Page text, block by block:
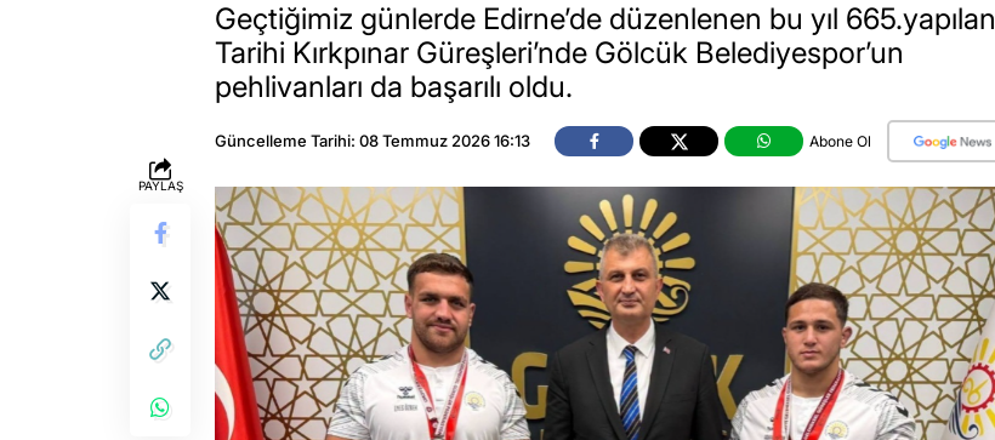
PAYLAŞ
Geçtiğimiz günlerde Edirne’de düzenlenen bu yıl 665.yapılan
Tarihi Kırkpınar Güreşleri’nde Gölcük Belediyespor’un
pehlivanları da başarılı oldu.
Güncelleme Tarihi: 08 Temmuz 2026 16:13 Abone Ol